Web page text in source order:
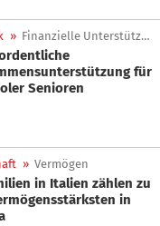
» Finanzielle Unterstützung
für
Senioren
» Vermögen
in